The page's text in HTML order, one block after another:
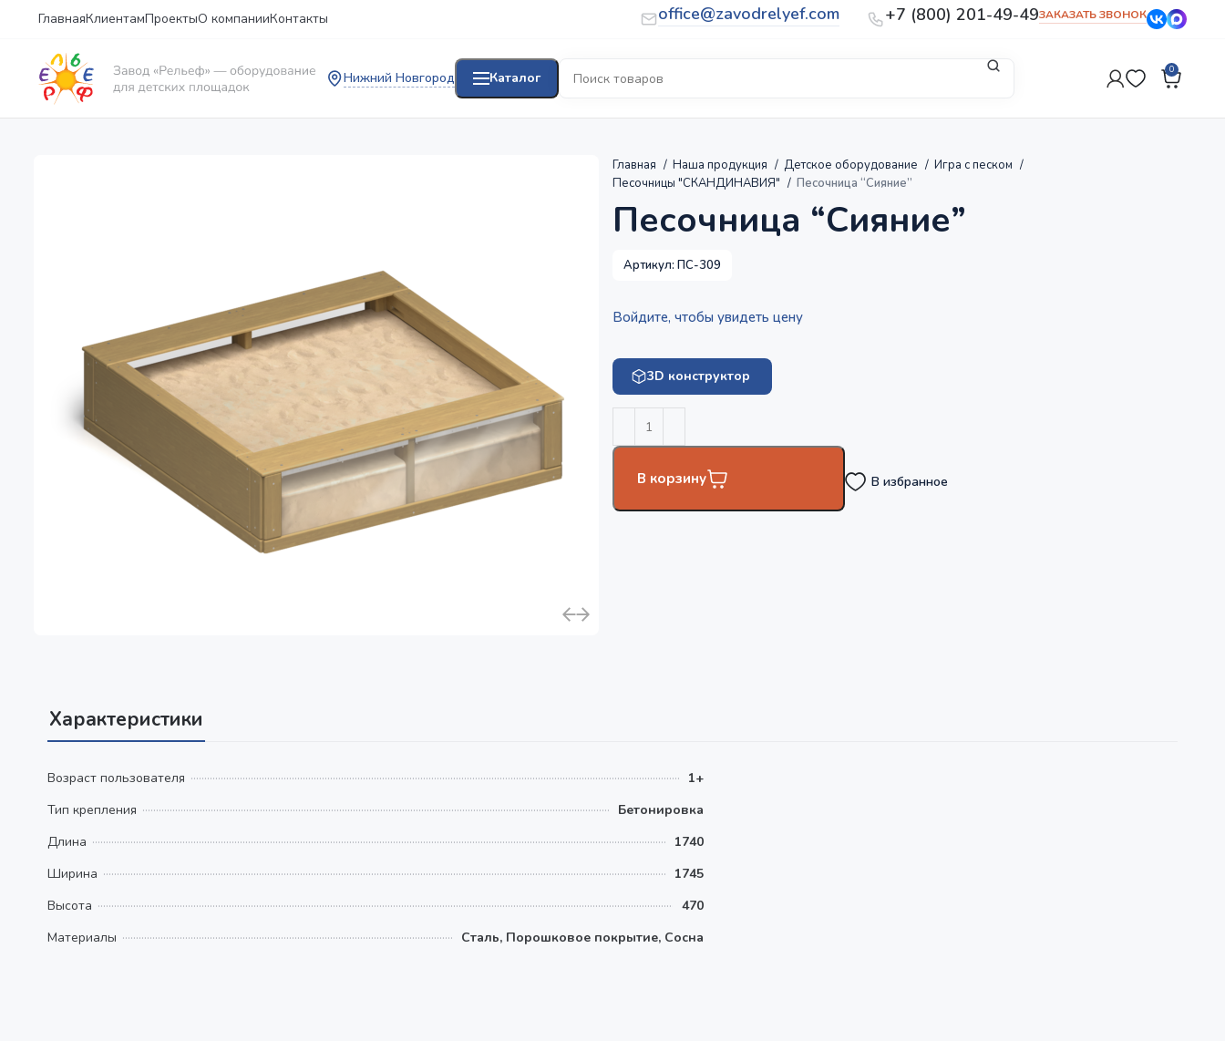
ГлавнаяКлиентамПроектыО компанииКонтакты office@zavodrelyef.com +7 (800) 201-49-49ЗАКАЗАТЬ ЗВОНОК
Нижний Новгород Каталог 0
Главная Наша продукция Детское оборудование
Игра с песком
Песочницы "СКАНДИНАВИЯ"
Песочница “Сияние”
Песочница “Сияние”
Артикул: ПС-309
Войдите, чтобы увидеть цену
3D конструктор
В корзину В избранное
Характеристики
Возраст пользователя
1+
Тип крепления
Бетонировка
Длина
1740
Ширина
1745
Высота
470
Материалы
Сталь, Порошковое покрытие, Сосна